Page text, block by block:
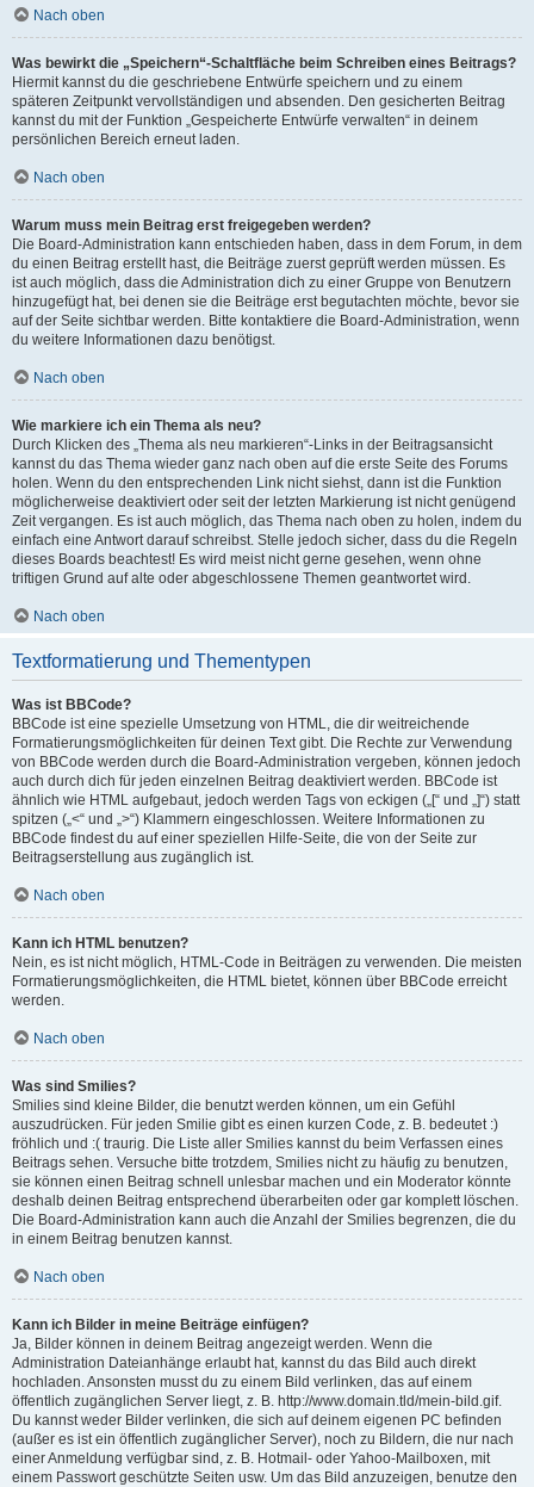
Nach oben
Was bewirkt die „Speichern“-Schaltfläche beim Schreiben eines Beitrags?
Hiermit kannst du die geschriebene Entwürfe speichern und zu einem
späteren Zeitpunkt vervollständigen und absenden. Den gesicherten Beitrag
kannst du mit der Funktion „Gespeicherte Entwürfe verwalten“ in deinem
persönlichen Bereich erneut laden.
Nach oben
Warum muss mein Beitrag erst freigegeben werden?
Die Board-Administration kann entschieden haben, dass in dem Forum, in dem
du einen Beitrag erstellt hast, die Beiträge zuerst geprüft werden müssen. Es
ist auch möglich, dass die Administration dich zu einer Gruppe von Benutzern
hinzugefügt hat, bei denen sie die Beiträge erst begutachten möchte, bevor sie
auf der Seite sichtbar werden. Bitte kontaktiere die Board-Administration, wenn
du weitere Informationen dazu benötigst.
Nach oben
Wie markiere ich ein Thema als neu?
Durch Klicken des „Thema als neu markieren“-Links in der Beitragsansicht
kannst du das Thema wieder ganz nach oben auf die erste Seite des Forums
holen. Wenn du den entsprechenden Link nicht siehst, dann ist die Funktion
möglicherweise deaktiviert oder seit der letzten Markierung ist nicht genügend
Zeit vergangen. Es ist auch möglich, das Thema nach oben zu holen, indem du
einfach eine Antwort darauf schreibst. Stelle jedoch sicher, dass du die Regeln
dieses Boards beachtest! Es wird meist nicht gerne gesehen, wenn ohne
triftigen Grund auf alte oder abgeschlossene Themen geantwortet wird.
Nach oben
Textformatierung und Thementypen
Was ist BBCode?
BBCode ist eine spezielle Umsetzung von HTML, die dir weitreichende
Formatierungsmöglichkeiten für deinen Text gibt. Die Rechte zur Verwendung
von BBCode werden durch die Board-Administration vergeben, können jedoch
auch durch dich für jeden einzelnen Beitrag deaktiviert werden. BBCode ist
ähnlich wie HTML aufgebaut, jedoch werden Tags von eckigen („[“ und „]“) statt
spitzen („<“ und „>“) Klammern eingeschlossen. Weitere Informationen zu
BBCode findest du auf einer speziellen Hilfe-Seite, die von der Seite zur
Beitragserstellung aus zugänglich ist.
Nach oben
Kann ich HTML benutzen?
Nein, es ist nicht möglich, HTML-Code in Beiträgen zu verwenden. Die meisten
Formatierungsmöglichkeiten, die HTML bietet, können über BBCode erreicht
werden.
Nach oben
Was sind Smilies?
Smilies sind kleine Bilder, die benutzt werden können, um ein Gefühl
auszudrücken. Für jeden Smilie gibt es einen kurzen Code, z. B. bedeutet :)
fröhlich und :( traurig. Die Liste aller Smilies kannst du beim Verfassen eines
Beitrags sehen. Versuche bitte trotzdem, Smilies nicht zu häufig zu benutzen,
sie können einen Beitrag schnell unlesbar machen und ein Moderator könnte
deshalb deinen Beitrag entsprechend überarbeiten oder gar komplett löschen.
Die Board-Administration kann auch die Anzahl der Smilies begrenzen, die du
in einem Beitrag benutzen kannst.
Nach oben
Kann ich Bilder in meine Beiträge einfügen?
Ja, Bilder können in deinem Beitrag angezeigt werden. Wenn die
Administration Dateianhänge erlaubt hat, kannst du das Bild auch direkt
hochladen. Ansonsten musst du zu einem Bild verlinken, das auf einem
öffentlich zugänglichen Server liegt, z. B. http://www.domain.tld/mein-bild.gif.
Du kannst weder Bilder verlinken, die sich auf deinem eigenen PC befinden
(außer es ist ein öffentlich zugänglicher Server), noch zu Bildern, die nur nach
einer Anmeldung verfügbar sind, z. B. Hotmail- oder Yahoo-Mailboxen, mit
einem Passwort geschützte Seiten usw. Um das Bild anzuzeigen, benutze den